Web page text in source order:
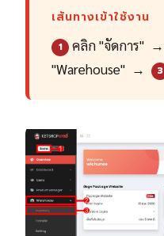
เส้นทางเข้าใช้งาน
1 คลิก "จัดการ" →
"Warehouse" →
3